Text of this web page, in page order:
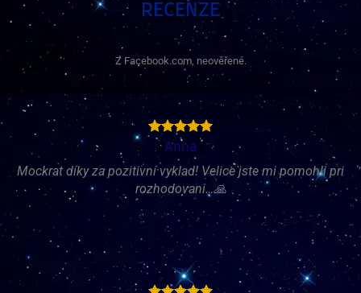
RECENZE
Z Facebook.com, neověřené.
Anna
Mockrat díky za pozitivní vyklad! Velice jste mi pomohli pri
rozhodovani…🙏